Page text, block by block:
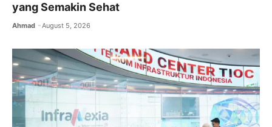
yang Semakin Sehat
Ahmad August 5, 2026